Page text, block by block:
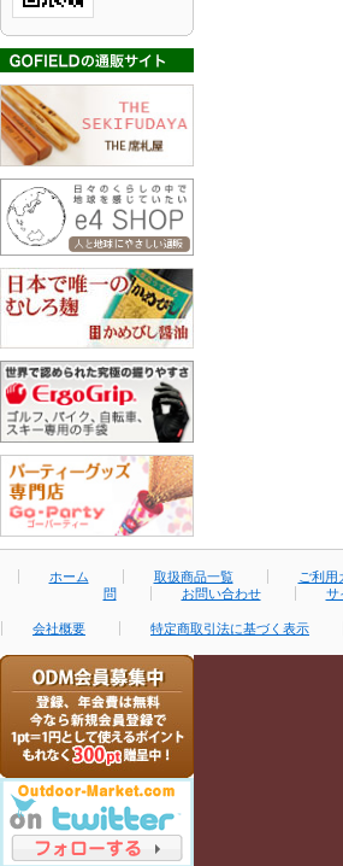
ホーム 取扱商品一覧 ご利用
問
お問い合わせ サ
会社概要 特定商取引法に基づく表示